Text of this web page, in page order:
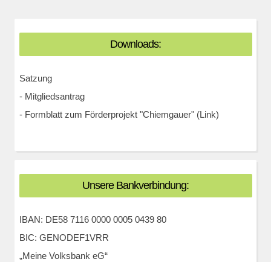
Downloads:
Satzung
- Mitgliedsantrag
- Formblatt zum Förderprojekt "Chiemgauer" (Link)
Unsere Bankverbindung:
IBAN: DE58 7116 0000 0005 0439 80
BIC: GENODEF1VRR
„Meine Volksbank eG“